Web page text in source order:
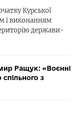
Курської
і виконанням
держави-
Ращук: «Воєнні
з